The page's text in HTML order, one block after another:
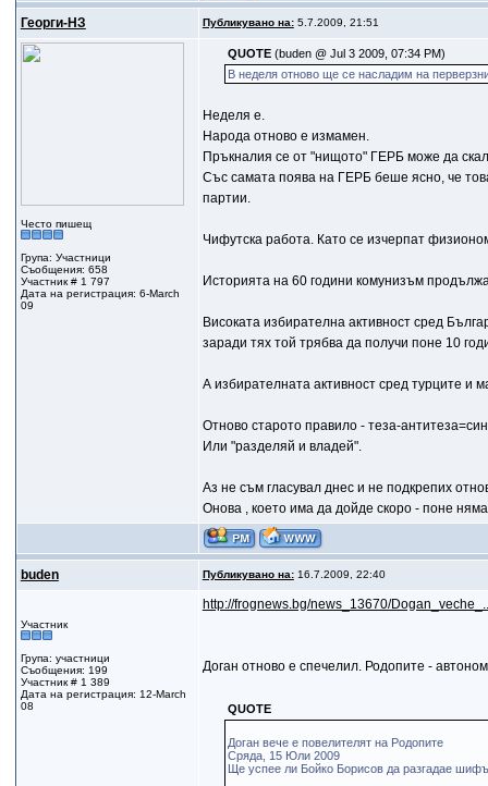
Георги-НЗ Публикувано на:5.7.2009, 21:51
Често пишещ
Група: Участници
Съобщения: 658
Участник # 1 797
Дата на регистрация: 6-March
09
QUOTE (buden @ Jul 3 2009, 07:34 PM)
В неделя отново ще се насладим на
Неделя е.
Народа отново е измамен.
Пръкналия се от "нищото" ГЕРБ може да
Със самата поява на ГЕРБ беше ясно, че
партии.
Чифутска работа. Като се изчерпат
Историята на 60 години комунизъм
Високата избирателна активност сред
заради тях той трябва да получи поне 10
А избирателната активност сред турците и
Отново старото правило - теза-
Или "разделяй и владей".
Аз не съм гласувал днес и не подкрепих
Онова , което има да дойде скоро - поне
buden Публикувано на:16.7.2009, 22:40
Участник
Група: участници
Съобщения: 199
Участник # 1 389
Дата на регистрация: 12-March
08
http://frognews.bg/news_13670/
Доган отново е спечелил. Родопите -
QUOTE
Доган вече е повелителят на Родопите
Сряда, 15 Юли 2009
Ще успее ли Бойко Борисов да разгадае